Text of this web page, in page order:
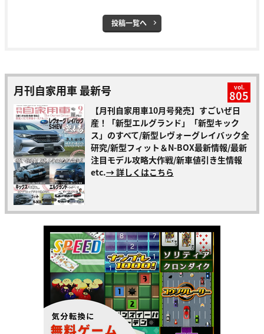
投稿一覧へ
月刊自家用車 最新号 vol.
805
【月刊自家用車10月号発売】すごいぜ日
産！「新型エルグランド」「新型キック
ス」のすべて/新型レヴォーグレイバック全
研究/新型フィット＆N-BOX最新情報/最新
注目モデル攻略大作戦/新車値引き生情報
etc.→ 詳しくはこちら